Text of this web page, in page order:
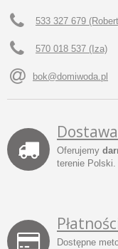
533 327 679
570 018 537 (Iza)
bok@domiwoda.pl
Dostawa
Oferujemy
terenie Polski.
Dostępne